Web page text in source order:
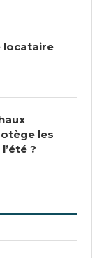
locataire
les
?